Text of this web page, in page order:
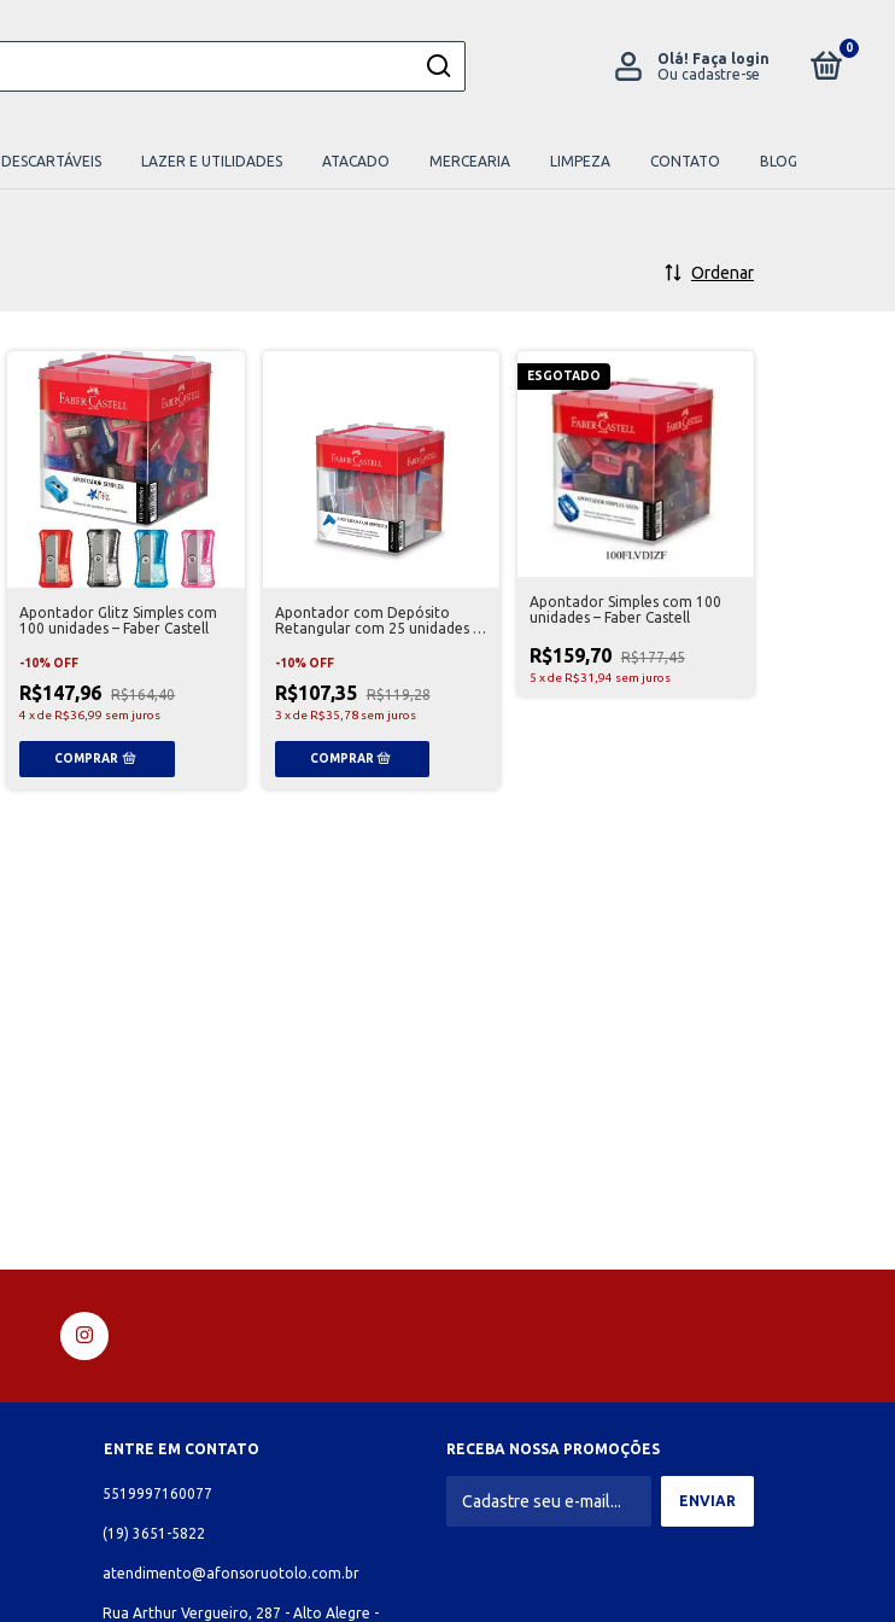
Olá! Faça login
Ou cadastre-se
0
DESCARTÁVEIS LAZER E UTILIDADES ATACADO MERCEARIA LIMPEZA CONTATO BLOG
Ordenar
Apontador Glitz Simples com
100 unidades – Faber Castell
-10% OFF
R$147,96 R$164,40
4 xde R$36,99 sem juros
Apontador com Depósito
Retangular com 25 unidades –
-10% OFF
R$107,35 R$119,28
3 xde R$35,78 sem juros
ESGOTADO
Apontador Simples com 100
unidades – Faber Castell
R$159,70 R$177,45
5 xde R$31,94 sem juros
ENTRE EM CONTATO
5519997160077
(19) 3651-5822
atendimento@afonsoruotolo.com.br
Rua Arthur Vergueiro, 287 - Alto Alegre -
RECEBA NOSSA PROMOÇÕES